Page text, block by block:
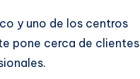
y uno de los centros
pone cerca de clientes